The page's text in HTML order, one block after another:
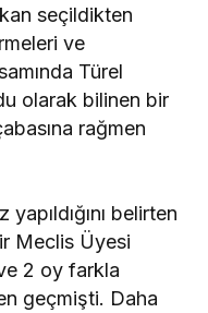
seçildikten
ve
Türel
olarak bilinen bir
rağmen
belirten
Meclis Üyesi
2 oy farkla
geçmişti. Daha